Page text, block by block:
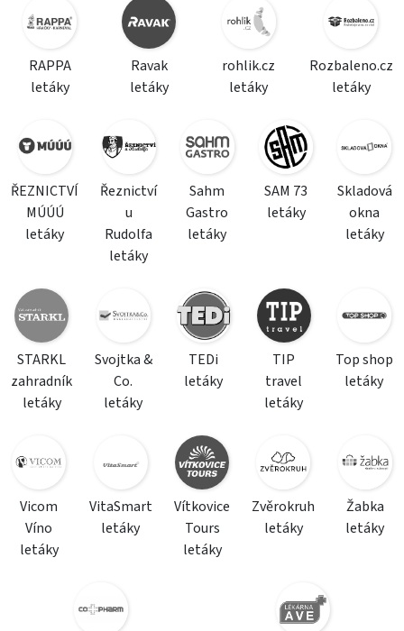
RAPPA
letáky
Ravak
letáky
rohlik.cz
letáky
Rozbaleno.cz
letáky
ŘEZNICTVÍ
MÚÚÚ
letáky
Řeznictví
u
Rudolfa
letáky
Sahm
Gastro
letáky
SAM 73
letáky
Skladová
okna
letáky
STARKL
zahradník
letáky
Svojtka &
Co.
letáky
TEDi
letáky
TIP
travel
letáky
Top shop
letáky
Vicom
Víno
letáky
VitaSmart
letáky
Vítkovice
Tours
letáky
Zvěrokruh
letáky
Žabka
letáky